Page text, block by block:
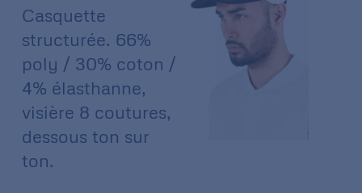
Casquette
structurée. 66%
poly / 30% coton /
4% élasthanne,
visière 8 coutures,
dessous ton sur
ton.